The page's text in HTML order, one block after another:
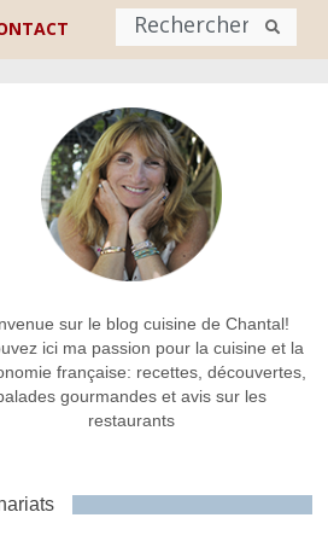
Nom
*
sur le blog cuisine de Chantal!
ici ma passion pour la cuisine et la
française: recettes, découvertes,
gourmandes et avis sur les
restaurants